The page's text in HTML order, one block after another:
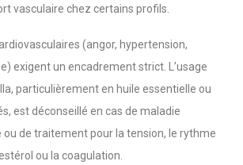
vasculaire chez certains profils.
(angor, hypertension,
exigent un encadrement strict. L’usage
particulièrement en huile essentielle ou
est déconseillé en cas de maladie
ou de traitement pour la tension, le rythme
ou la coagulation.